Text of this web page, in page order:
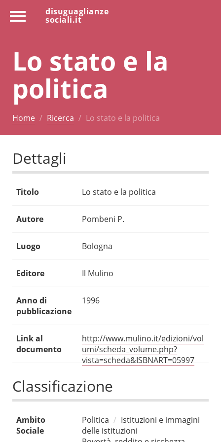
disuguaglianze
sociali.it
Lo stato e la
politica
Home Ricerca Lo stato e la politica
Dettagli
Titolo Lo stato e la politica
Autore Pombeni P.
Luogo Bologna
Editore Il Mulino
Anno di
pubblicazione
1996
Link al
documento
http://www.mulino.it/edizioni/vol
umi/scheda_volume.php?
vista=scheda&ISBNART=05997
Classificazione
Ambito
Sociale
Politica
Istituzioni e immagini
delle istituzioni